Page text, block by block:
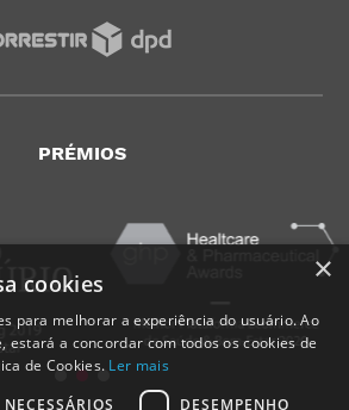
PRÉMIOS
×
cookies
para melhorar a experiência do usuário. Ao
estará a concordar com todos os cookies de
de Cookies. Ler mais
DESEMPENHO